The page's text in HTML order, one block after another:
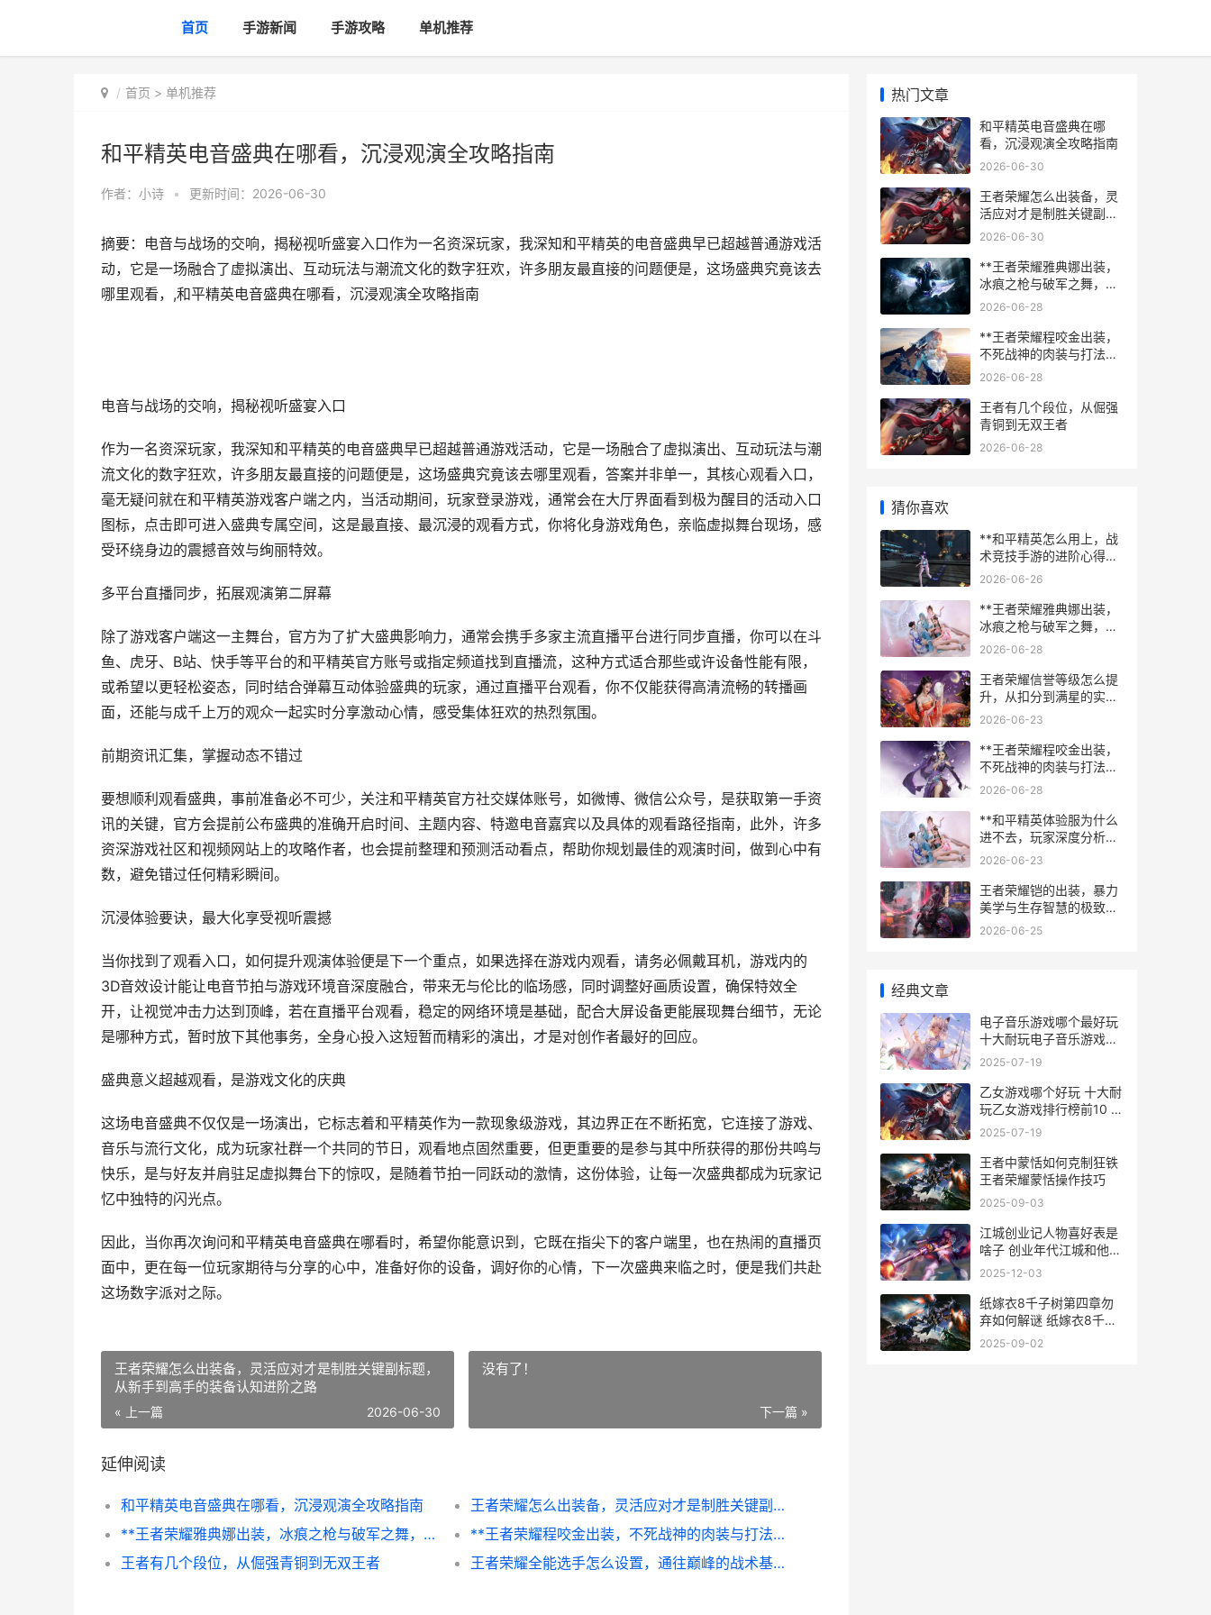
首页 手游新闻 手游攻略 单机推荐
首页 > 单机推荐
和平精英电音盛典在哪看，沉浸观演全攻略指南
作者： 小诗 • 更新时间：2026-06-30
摘要：电音与战场的交响，揭秘视听盛宴入口作为一名资深玩家，我深知和平精英的电音盛典早已超越普通游戏活
动，它是一场融合了虚拟演出、互动玩法与潮流文化的数字狂欢，许多朋友最直接的问题便是，这场盛典究竟该去
哪里观看，,和平精英电音盛典在哪看，沉浸观演全攻略指南
电音与战场的交响，揭秘视听盛宴入口
作为一名资深玩家，我深知和平精英的电音盛典早已超越普通游戏活动，它是一场融合了虚拟演出、互动玩法与潮
流文化的数字狂欢，许多朋友最直接的问题便是，这场盛典究竟该去哪里观看，答案并非单一，其核心观看入口，
毫无疑问就在和平精英游戏客户端之内，当活动期间，玩家登录游戏，通常会在大厅界面看到极为醒目的活动入口
图标，点击即可进入盛典专属空间，这是最直接、最沉浸的观看方式，你将化身游戏角色，亲临虚拟舞台现场，感
受环绕身边的震撼音效与绚丽特效。
多平台直播同步，拓展观演第二屏幕
除了游戏客户端这一主舞台，官方为了扩大盛典影响力，通常会携手多家主流直播平台进行同步直播，你可以在斗
鱼、虎牙、B站、快手等平台的和平精英官方账号或指定频道找到直播流，这种方式适合那些或许设备性能有限，
或希望以更轻松姿态，同时结合弹幕互动体验盛典的玩家，通过直播平台观看，你不仅能获得高清流畅的转播画
面，还能与成千上万的观众一起实时分享激动心情，感受集体狂欢的热烈氛围。
前期资讯汇集，掌握动态不错过
要想顺利观看盛典，事前准备必不可少，关注和平精英官方社交媒体账号，如微博、微信公众号，是获取第一手资
讯的关键，官方会提前公布盛典的准确开启时间、主题内容、特邀电音嘉宾以及具体的观看路径指南，此外，许多
资深游戏社区和视频网站上的攻略作者，也会提前整理和预测活动看点，帮助你规划最佳的观演时间，做到心中有
数，避免错过任何精彩瞬间。
沉浸体验要诀，最大化享受视听震撼
当你找到了观看入口，如何提升观演体验便是下一个重点，如果选择在游戏内观看，请务必佩戴耳机，游戏内的
3D音效设计能让电音节拍与游戏环境音深度融合，带来无与伦比的临场感，同时调整好画质设置，确保特效全
开，让视觉冲击力达到顶峰，若在直播平台观看，稳定的网络环境是基础，配合大屏设备更能展现舞台细节，无论
是哪种方式，暂时放下其他事务，全身心投入这短暂而精彩的演出，才是对创作者最好的回应。
盛典意义超越观看，是游戏文化的庆典
这场电音盛典不仅仅是一场演出，它标志着和平精英作为一款现象级游戏，其边界正在不断拓宽，它连接了游戏、
音乐与流行文化，成为玩家社群一个共同的节日，观看地点固然重要，但更重要的是参与其中所获得的那份共鸣与
快乐，是与好友并肩驻足虚拟舞台下的惊叹，是随着节拍一同跃动的激情，这份体验，让每一次盛典都成为玩家记
忆中独特的闪光点。
因此，当你再次询问和平精英电音盛典在哪看时，希望你能意识到，它既在指尖下的客户端里，也在热闹的直播页
面中，更在每一位玩家期待与分享的心中，准备好你的设备，调好你的心情，下一次盛典来临之时，便是我们共赴
这场数字派对之际。
王者荣耀怎么出装备，灵活应对才是制胜关键副标题，
从新手到高手的装备认知进阶之路
« 上一篇 2026-06-30
没有了！
下一篇 »
延伸阅读
和平精英电音盛典在哪看，沉浸观演全攻略指南
王者荣耀怎么出装备，灵活应对才是制胜关键副标题，从新手到高手的装备认知进阶之路
**王者荣耀雅典娜出装，冰痕之枪与破军之舞，副标题，穿透与爆发的艺术**
**王者荣耀程咬金出装，不死战神的肉装与打法艺术**
王者有几个段位，从倔强青铜到无双王者
王者荣耀全能选手怎么设置，通往巅峰的战术基石
热门文章
和平精英电音盛典在哪
看，沉浸观演全攻略指南
2026-06-30
王者荣耀怎么出装备，灵
活应对才是制胜关键副标
题，从新手到高手的装备
2026-06-30
**王者荣耀雅典娜出装，
冰痕之枪与破军之舞，副
标题，穿透与爆发的艺术
2026-06-28
**王者荣耀程咬金出装，
不死战神的肉装与打法艺
术**
2026-06-28
王者有几个段位，从倔强
青铜到无双王者
2026-06-28
猜你喜欢
**和平精英怎么用上，战
术竞技手游的进阶心得，
从入门到精通之路**
2026-06-26
**王者荣耀雅典娜出装，
冰痕之枪与破军之舞，副
标题，穿透与爆发的艺术
2026-06-28
王者荣耀信誉等级怎么提
升，从扣分到满星的实战
心得
2026-06-23
**王者荣耀程咬金出装，
不死战神的肉装与打法艺
术**
2026-06-28
**和平精英体验服为什么
进不去，玩家深度分析与
排障指南，副标题，体验
解决思路探秘**
2026-06-23
王者荣耀铠的出装，暴力
美学与生存智慧的极致平
衡，副标题，一刀生死的
2026-06-25
经典文章
电子音乐游戏哪个最好玩
十大耐玩电子音乐游戏精
选 电子音乐游戏哪个软件
2025-07-19
乙女游戏哪个好玩 十大耐
玩乙女游戏排行榜前10 乙
女游戏有啥
2025-07-19
王者中蒙恬如何克制狂铁
王者荣耀蒙恬操作技巧
2025-09-03
江城创业记人物喜好表是
啥子 创业年代江城和他老
婆的
2025-12-03
纸嫁衣8千子树第四章勿
弃如何解谜 纸嫁衣8千子
树剧情
2025-09-02